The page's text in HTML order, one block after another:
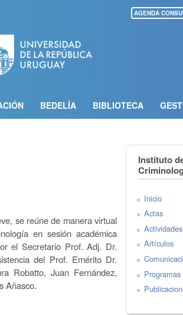
AGENDA
BEDELÍA BIBLIOTECA
se reúne de manera virtual
en sesión académica
el Secretario Prof. Adj. Dr.
del Prof. Emérito Dr.
Robatto, Juan Fernández,
Añasco.
Instituto
Inicio
Actas
Actividades
Artículos
Programas